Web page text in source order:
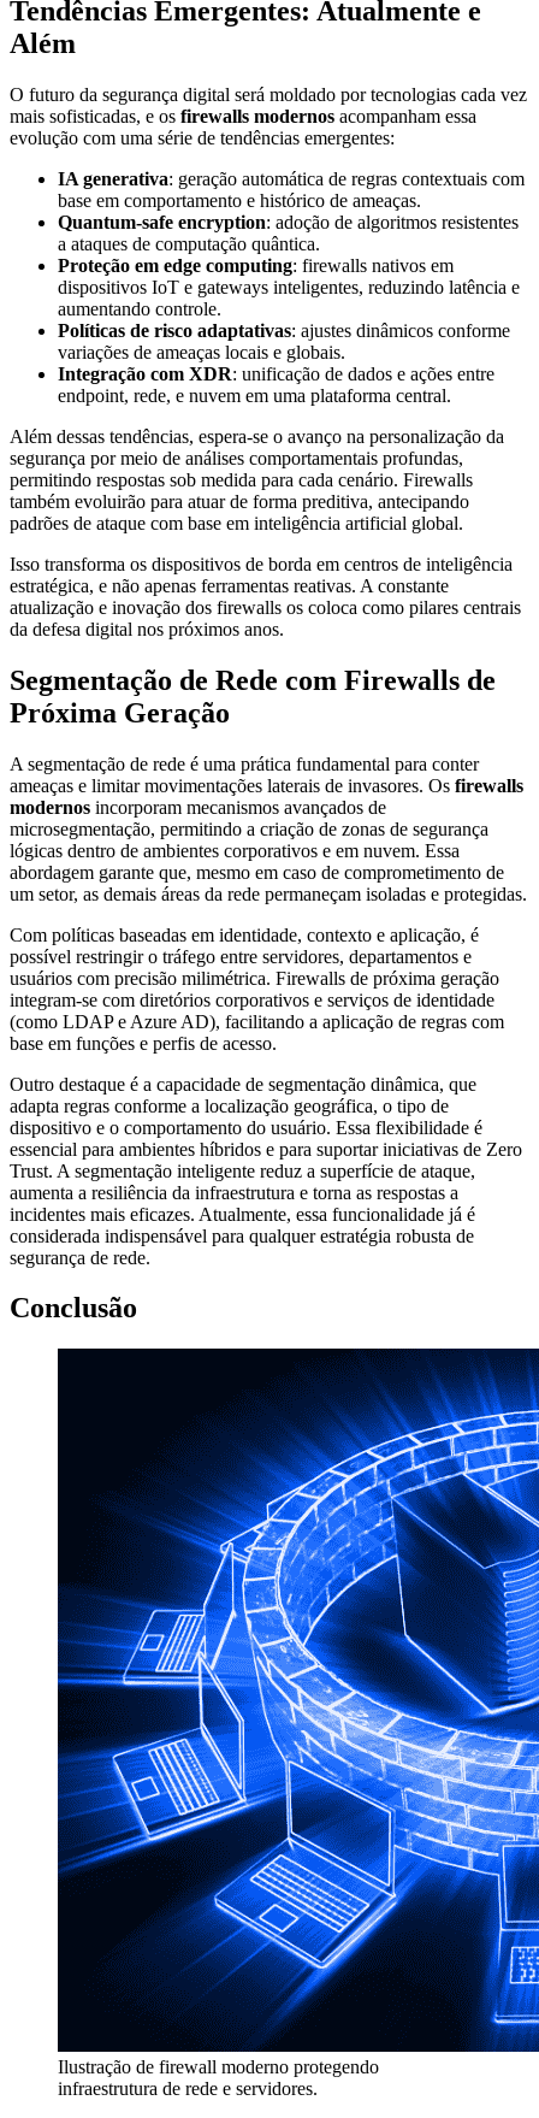
Tendências Emergentes: Atualmente e
Além
O futuro da segurança digital será moldado por tecnologias cada vez
mais sofisticadas, e os firewalls modernos acompanham essa
evolução com uma série de tendências emergentes:
IA generativa: geração automática de regras contextuais com
base em comportamento e histórico de ameaças.
Quantum-safe encryption: adoção de algoritmos resistentes
a ataques de computação quântica.
Proteção em edge computing: firewalls nativos em
dispositivos IoT e gateways inteligentes, reduzindo latência e
aumentando controle.
Políticas de risco adaptativas: ajustes dinâmicos conforme
variações de ameaças locais e globais.
Integração com XDR: unificação de dados e ações entre
endpoint, rede, e nuvem em uma plataforma central.
Além dessas tendências, espera-se o avanço na personalização da
segurança por meio de análises comportamentais profundas,
permitindo respostas sob medida para cada cenário. Firewalls
também evoluirão para atuar de forma preditiva, antecipando
padrões de ataque com base em inteligência artificial global.
Isso transforma os dispositivos de borda em centros de inteligência
estratégica, e não apenas ferramentas reativas. A constante
atualização e inovação dos firewalls os coloca como pilares centrais
da defesa digital nos próximos anos.
Segmentação de Rede com Firewalls de
Próxima Geração
A segmentação de rede é uma prática fundamental para conter
ameaças e limitar movimentações laterais de invasores. Os firewalls
modernos incorporam mecanismos avançados de
microsegmentação, permitindo a criação de zonas de segurança
lógicas dentro de ambientes corporativos e em nuvem. Essa
abordagem garante que, mesmo em caso de comprometimento de
um setor, as demais áreas da rede permaneçam isoladas e protegidas.
Com políticas baseadas em identidade, contexto e aplicação, é
possível restringir o tráfego entre servidores, departamentos e
usuários com precisão milimétrica. Firewalls de próxima geração
integram-se com diretórios corporativos e serviços de identidade
(como LDAP e Azure AD), facilitando a aplicação de regras com
base em funções e perfis de acesso.
Outro destaque é a capacidade de segmentação dinâmica, que
adapta regras conforme a localização geográfica, o tipo de
dispositivo e o comportamento do usuário. Essa flexibilidade é
essencial para ambientes híbridos e para suportar iniciativas de Zero
Trust. A segmentação inteligente reduz a superfície de ataque,
aumenta a resiliência da infraestrutura e torna as respostas a
incidentes mais eficazes. Atualmente, essa funcionalidade já é
considerada indispensável para qualquer estratégia robusta de
segurança de rede.
Conclusão
Ilustração de firewall moderno protegendo
infraestrutura de rede e servidores.